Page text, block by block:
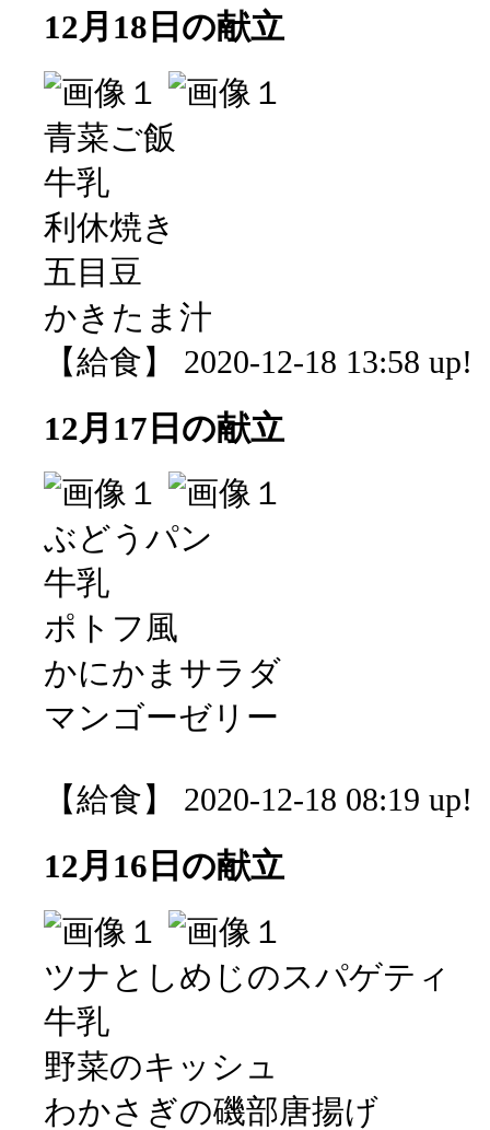
12月18日の献立
青菜ご飯
牛乳
利休焼き
五目豆
かきたま汁
【給食】 2020-12-18 13:58 up!
12月17日の献立
ぶどうパン
牛乳
ポトフ風
かにかまサラダ
マンゴーゼリー
【給食】 2020-12-18 08:19 up!
12月16日の献立
ツナとしめじのスパゲティ
牛乳
野菜のキッシュ
わかさぎの磯部唐揚げ